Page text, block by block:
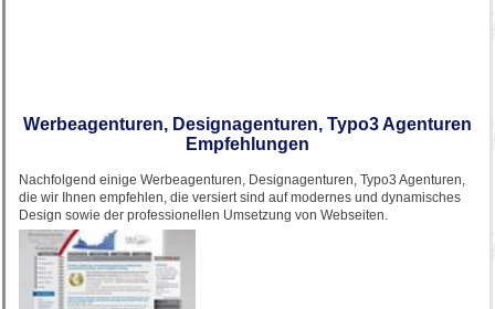
Werbeagenturen, Designagenturen, Typo3 Agenturen
Empfehlungen
Nachfolgend einige Werbeagenturen, Designagenturen, Typo3 Agenturen,
die wir Ihnen empfehlen, die versiert sind auf modernes und dynamisches
Design sowie der professionellen Umsetzung von Webseiten.